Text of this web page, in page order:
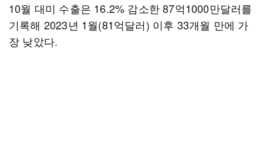
10월 대미 수출은 16.2% 감소한 87억1000만달러를
기록해 2023년 1월(81억달러) 이후 33개월 만에 가
장 낮았다.